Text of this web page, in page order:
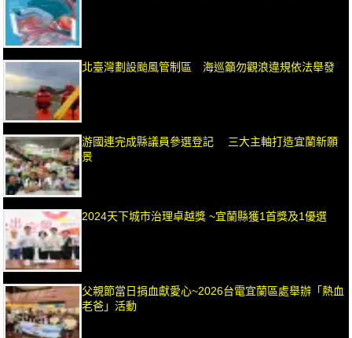
北臺灣劃設颱風管制區 海巡籲勿觀浪違規依法舉發
游國連完成縣議員參選登記 三大主軸打造宜蘭新願
景
2024天下城市治理卓越獎 ~宜蘭縣獲1首獎及1優選
父親節當日捐血獻愛心~2026台電宜蘭區處舉辦「熱血
老爸」活動